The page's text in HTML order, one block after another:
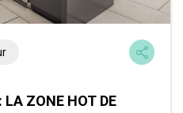
LA ZONE HOT DE